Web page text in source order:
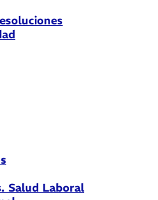
Salud Laboral